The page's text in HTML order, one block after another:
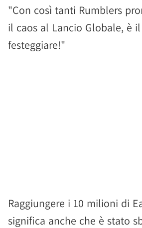
"Con così tanti Rumblers
il caos al Lancio Globale, è
festeggiare!"
Raggiungere i 10 milioni di
significa anche che è stato